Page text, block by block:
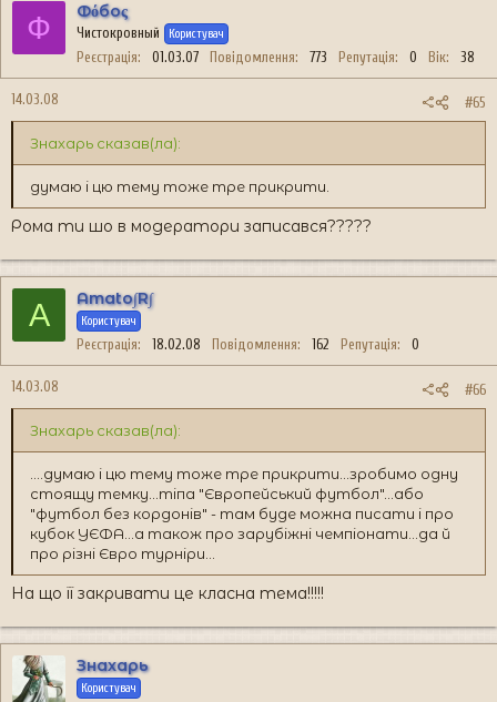
Ф Фόбоς
Чистокровный Користувач
Реєстрація 01.03.07 Повідомлення 773 Репутація 0 Вік 38
14.03.08 #65
Знахарь сказав(ла):
думаю і цю тему тоже тре прикрити.
Рома ти шо в модератори записався?????
A Amato∫R∫
Користувач
Реєстрація 18.02.08 Повідомлення 162 Репутація 0
14.03.08 #66
Знахарь сказав(ла):
....думаю і цю тему тоже тре прикрити...зробимо одну
стоящу темку...тіпа "Європейський футбол"...або
"футбол без кордонів" - там буде можна писати і про
кубок УЄФА...а також про зарубіжні чемпіонати...да й
про різні Євро турніри...
На що її закривати це класна тема!!!!!
Знахарь
Користувач